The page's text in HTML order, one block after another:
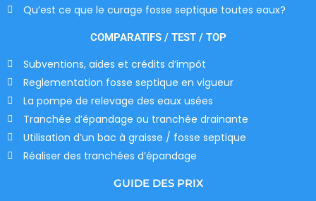
Qu’est ce que le curage fosse septique toutes eaux?
COMPARATIFS / TEST / TOP
Subventions, aides et crédits d’impôt
Reglementation fosse septique en vigueur
La pompe de relevage des eaux usées
Tranchée d’épandage ou tranchée drainante
Utilisation d’un bac à graisse / fosse septique
Réaliser des tranchées d’épandage
GUIDE DES PRIX